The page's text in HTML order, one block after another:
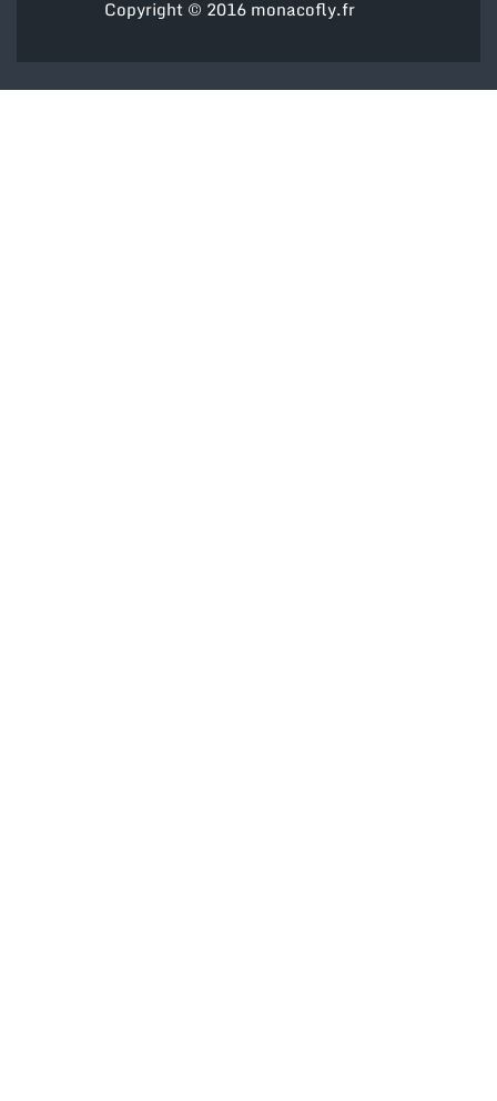
Copyright © 2016 monacofly.fr